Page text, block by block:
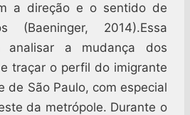
a direção e o sentido de
(Baeninger, 2014).Essa
analisar a mudança dos
traçar o perfil do imigrante
de São Paulo, com especial
da metrópole. Durante o